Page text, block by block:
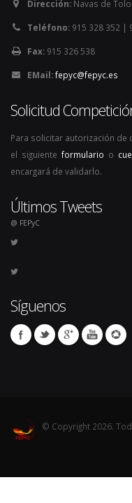
Dirección: Navas de
Teléfono: 915 328 352 |
Fax: 915 326 538
EMail:fepyc@fepyc.es
Solicitud
Para solicitar autorización
el siguiente formulario o
encargará de validarlo.
Últimos Tweets
@ FEPyC
Síguenos
© Copyright 2026.